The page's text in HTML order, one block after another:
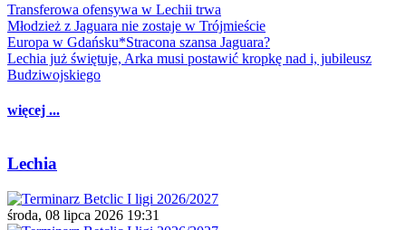
Transferowa ofensywa w Lechii trwa
Młodzież z Jaguara nie zostaje w Trójmieście
Europa w Gdańsku*Stracona szansa Jaguara?
Lechia już świętuje, Arka musi postawić kropkę nad i, jubileusz
Budziwojskiego
więcej ...
Lechia
środa, 08 lipca 2026 19:31